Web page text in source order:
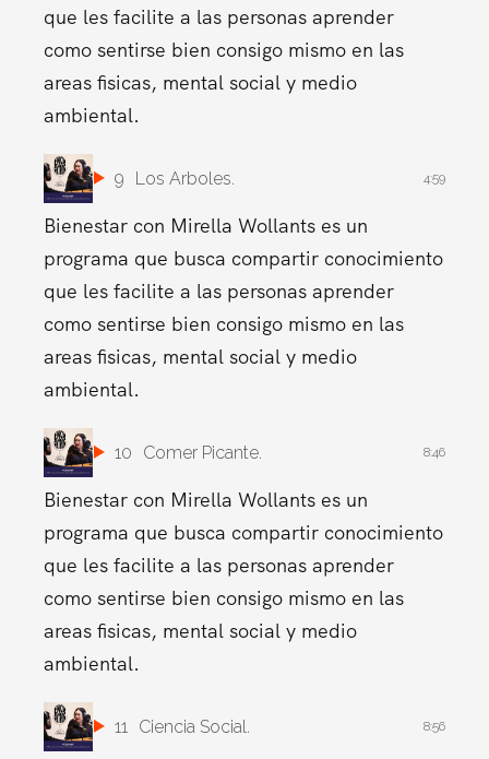
que les facilite a las personas aprender
como sentirse bien consigo mismo en las
areas fisicas, mental social y medio
ambiental.
9 Los Arboles. 4:59
Bienestar con Mirella Wollants es un
programa que busca compartir conocimiento
que les facilite a las personas aprender
como sentirse bien consigo mismo en las
areas fisicas, mental social y medio
ambiental.
10 Comer Picante. 8:46
Bienestar con Mirella Wollants es un
programa que busca compartir conocimiento
que les facilite a las personas aprender
como sentirse bien consigo mismo en las
areas fisicas, mental social y medio
ambiental.
11 Ciencia Social. 8:56